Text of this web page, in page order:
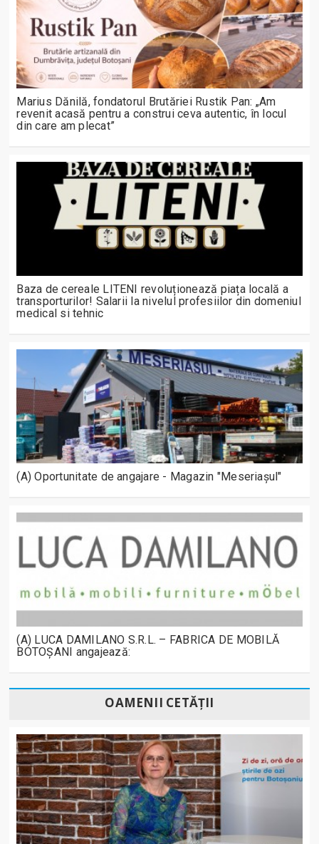
Marius Dănilă, fondatorul Brutăriei Rustik Pan: „Am
revenit acasă pentru a construi ceva autentic, în locul
din care am plecat”
Baza de cereale LITENI revoluționează piața locală a
transporturilor! Salarii la nivelul profesiilor din domeniul
medical si tehnic
(A) Oportunitate de angajare - Magazin "Meseriașul"
(A) LUCA DAMILANO S.R.L. – FABRICA DE MOBILĂ
BOTOȘANI angajează:
OAMENII CETĂȚII